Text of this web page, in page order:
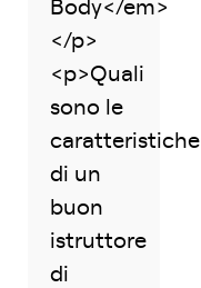
Body</em>
</p>
<p>Quali
sono le
caratteristiche
di un
buon
istruttore
di